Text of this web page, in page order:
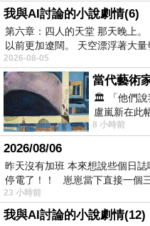
我與AI討論的小說劇情(6)
第六章：四人的天堂 那天晚上
以前更加遼闊。 天空漂浮著大
2026-08-05
🏛️ 「他們說
盧嵐新在此
中，以沈靜
8 小時前
2026/08/06
昨天沒有加班 本來想說些個日
停電了！！ 崽崽當下直接一個
23 小時前
我與AI討論的小說劇情(12)